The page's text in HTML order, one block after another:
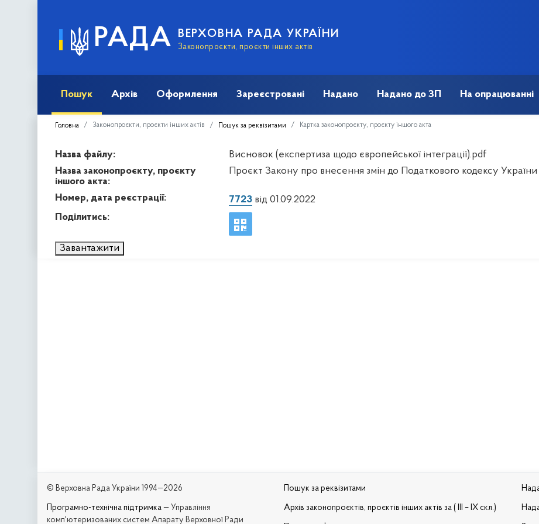
РАДА ВЕРХОВНА РАДА УКРАЇНИ
Законопроєкти, проєкти інших актів
Пошук Архів Оформлення Зареєстровані Надано Надано до ЗП На опрацюванні
Головна Законопроєкти, проєкти інших актів Пошук за реквізитами Картка законопроєкту, проєкту іншого акта
Назва файлу:
Висновок (експертиза щодо європейської інтеграції).pdf
Назва законопроєкту, проєкту
іншого акта:
Проєкт Закону про внесення змін до Податкового кодексу
Номер, дата реєстрації: 7723від 01.09.2022
Поділитись:
Завантажити
© Верховна Рада України 1994—2026
Програмно-технічна підтримка — Управління
комп'ютеризованих систем Апарату Верховної Ради
Пошук за реквізитами
Архів законопроєктів, проєктів інших актів за ( III – IX скл.)